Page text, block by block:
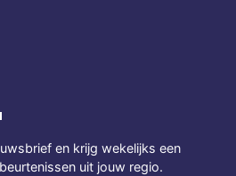
en krijg wekelijks een
uit jouw regio.